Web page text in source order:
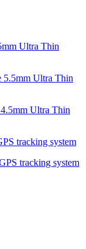
Ultra Thin
5.5mm Ultra Thin
Ultra Thin
tracking system
tracking system